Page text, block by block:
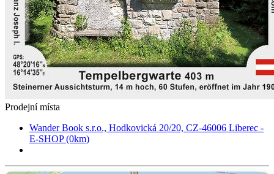
Prodejní místa
Wander Book s.r.o., Hodkovická 20/20, CZ-46006 Liberec -
E-SHOP (0km)